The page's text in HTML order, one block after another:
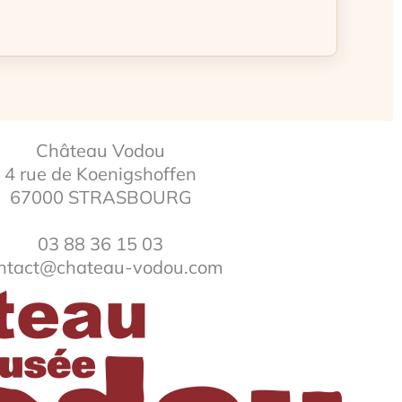
Château Vodou
4 rue de Koenigshoffen
67000 STRASBOURG
03 88 36 15 03
vodou.com